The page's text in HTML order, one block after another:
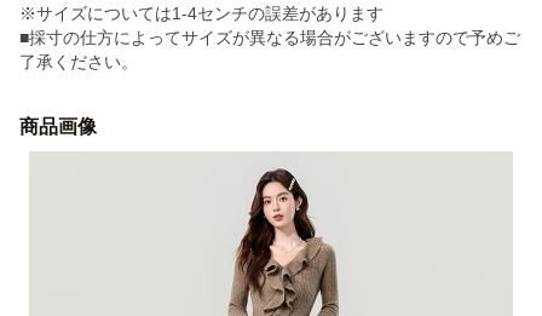
※サイズについては1-4センチの誤差があります
■採寸の仕方によってサイズが異なる場合がございますので予めご
了承ください。
商品画像